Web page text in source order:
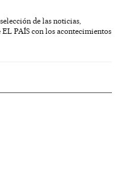
de las noticias,
PAÍS con los acontecimientos